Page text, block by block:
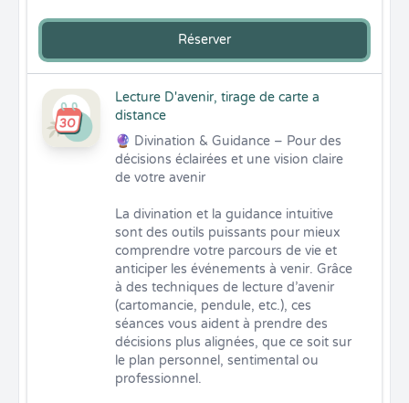
Réserver
Lecture D'avenir, tirage de carte a
distance
🔮 Divination & Guidance – Pour des
décisions éclairées et une vision claire
de votre avenir
La divination et la guidance intuitive
sont des outils puissants pour mieux
comprendre votre parcours de vie et
anticiper les événements à venir. Grâce
à des techniques de lecture d’avenir
(cartomancie, pendule, etc.), ces
séances vous aident à prendre des
décisions plus alignées, que ce soit sur
le plan personnel, sentimental ou
professionnel.